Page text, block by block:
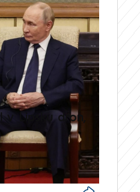
Lipsku dron,